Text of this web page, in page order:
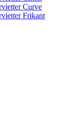
Curve
Frikant